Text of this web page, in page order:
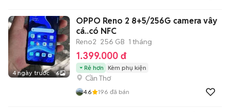
4 ngày trước 6
OPPO Reno 2 8+5/256G camera vây
cá..có NFC
Reno2 256 GB 1 tháng
1.399.000 đ
Rẻ hơn Kèm phụ kiện
Cần Thơ
4.6 196 đã bán